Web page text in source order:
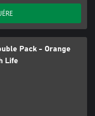
Pack - Orange
Life